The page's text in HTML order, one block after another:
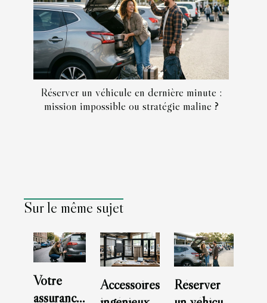
Réserver un véhicule en dernière minute :
mission impossible ou stratégie maline ?
Sur le même sujet
Votre
assurance
Accessoires
Réserver